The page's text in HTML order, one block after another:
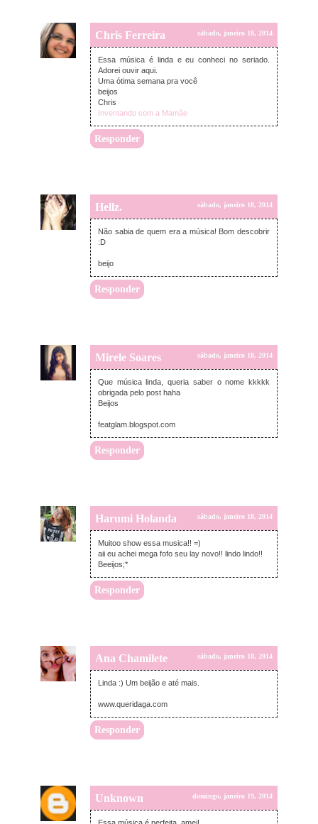
Chris Ferreira sábado, janeiro 18, 2014
Essa música é linda e eu conheci no seriado.
Adorei ouvir aqui.
Uma ótima semana pra você
beijos
Chris
Inventando com a Mamãe
Responder
Hellz. sábado, janeiro 18, 2014
Não sabia de quem era a música! Bom descobrir
:D
beijo
Responder
Mirele Soares sábado, janeiro 18, 2014
Que música linda, queria saber o nome kkkkk
obrigada pelo post haha
Beijos
featglam.blogspot.com
Responder
Harumi Holanda sábado, janeiro 18, 2014
Muitoo show essa musica!! =)
aii eu achei mega fofo seu lay novo!! lindo lindo!!
Beeijos;*
Responder
Ana Chamilete sábado, janeiro 18, 2014
Linda :) Um beijão e até mais.
www.queridaga.com
Responder
Unknown domingo, janeiro 19, 2014